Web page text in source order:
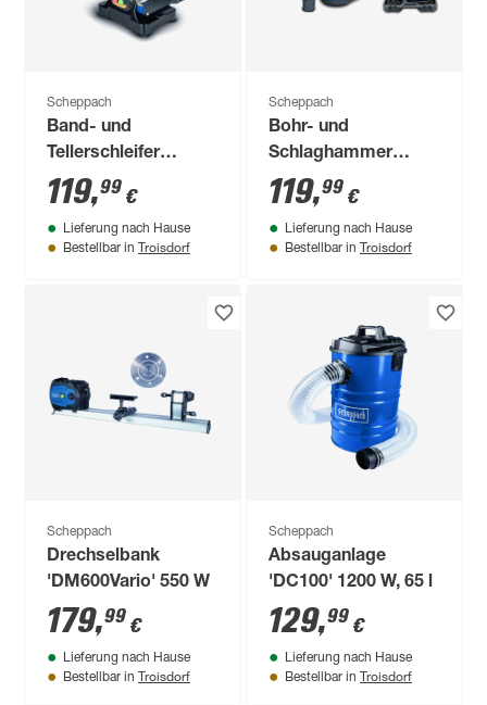
Scheppach
Band- und
Tellerschleifer
'BTS700' 250 W
119,99 €
Lieferung nach Hause
Bestellbar in Troisdorf
Scheppach
Bohr- und
Schlaghammer
'DH1300 Plus' 1250
W 5 J SDS-Plus
119,99 €
Lieferung nach Hause
Bestellbar in Troisdorf
Scheppach
Drechselbank
'DM600Vario' 550 W
179,99 €
Lieferung nach Hause
Bestellbar in Troisdorf
Scheppach
Absauganlage
'DC100' 1200 W, 65 l
129,99 €
Lieferung nach Hause
Bestellbar in Troisdorf